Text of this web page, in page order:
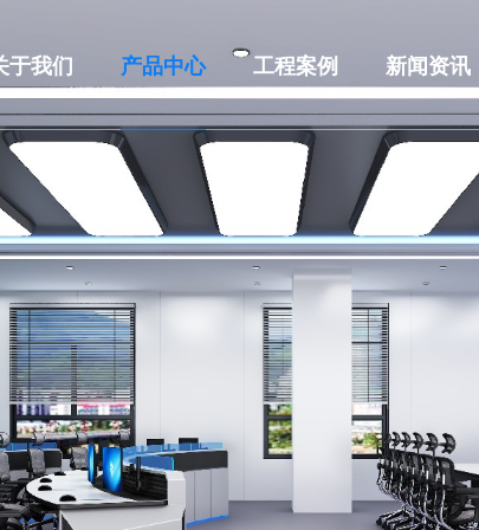
于我们 产品中心 工程案例 新闻资讯